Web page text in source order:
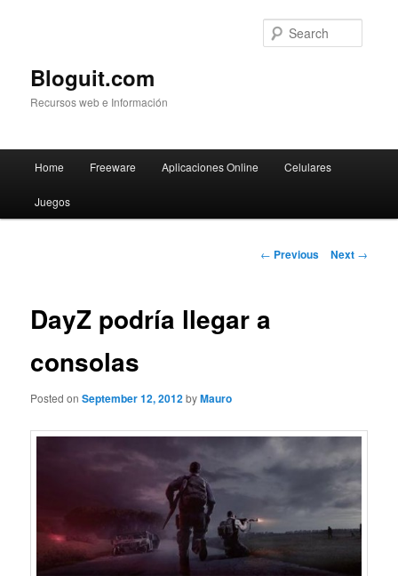
Bloguit.com
Recursos web e Información
Skip
to
Home Freeware Aplicaciones Online Celulares
Juegos
Post
← Previous Next →
DayZ podría llegar a
consolas
Posted onSeptember 12, 2012byMauro